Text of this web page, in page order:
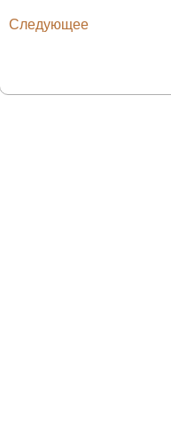
Следующее